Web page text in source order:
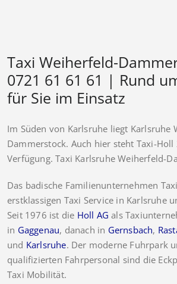
Taxi Weiherfeld-
0721 61 61 61 | Rund
für Sie im Einsatz
Im Süden von Karlsruhe liegt Karlsruhe
Dammerstock. Auch hier steht Taxi-
Verfügung. Taxi Karlsruhe Weiherfeld-
Das badische Familienunternehmen
erstklassigen Taxi Service in Karlsruhe
Seit 1976 ist die Holl AG als
in Gaggenau, danach in Gernsbach,
und Karlsruhe. Der moderne Fuhrpark
qualifizierten Fahrpersonal sind die
Taxi Mobilität.